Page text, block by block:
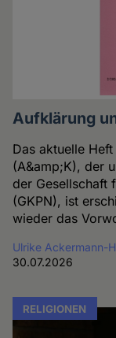
Aufklärung
Das aktuelle
(A&amp;K), der
der Gesellschaft
(GKPN), ist
wieder das
Ulrike Ackermann-
30.07.2026
RELIGIONEN